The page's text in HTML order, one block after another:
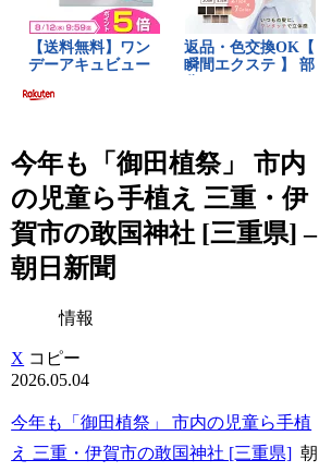
今年も「御田植祭」 市内
の児童ら手植え 三重・伊
賀市の敢国神社 [三重県] –
朝日新聞
情報
X コピー
2026.05.04
今年も「御田植祭」 市内の児童ら手植
え 三重・伊賀市の敢国神社 [三重県] 朝